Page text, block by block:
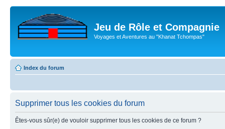
Jeu de Rôle et Compagnie
Voyages et Aventures au "Khanat Tchompas"
Index du forum
Supprimer tous les cookies du forum
Êtes-vous sûr(e) de vouloir supprimer tous les cookies de ce forum ?